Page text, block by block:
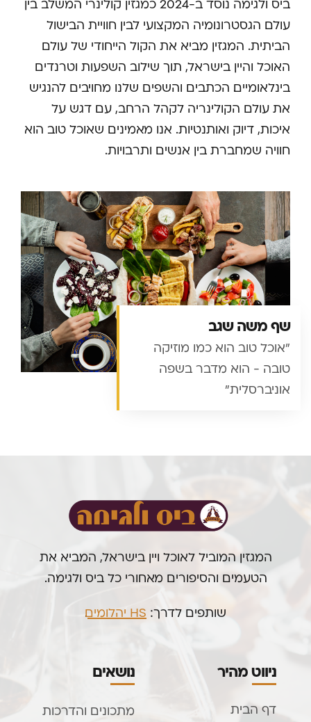
שף משה שגב
"אוכל טוב הוא כמו מוזיקה
טובה - הוא מדבר בשפה
אוניברסלית"
ביס ולגימה נוסד ב-2024 כמגזין קולינרי המשלב בין
עולם הגסטרונומיה המקצועי לבין חוויית הבישול
הביתית. המגזין מביא את הקול הייחודי של עולם
האוכל והיין בישראל, תוך שילוב השפעות וטרנדים
בינלאומיים. הכתבים והשפים שלנו מחויבים להנגיש
את עולם הקולינריה לקהל הרחב, עם דגש על
איכות, דיוק ואותנטיות. אנו מאמינים שאוכל טוב הוא
חוויה שמחברת בין אנשים ותרבויות.
המגזין המוביל לאוכל ויין בישראל, המביא את
הטעמים והסיפורים מאחורי כל ביס ולגימה.
שותפים לדרך: HS יהלומים .
ניווט מהיר
דף הבית
נושאים
מתכונים והדרכות